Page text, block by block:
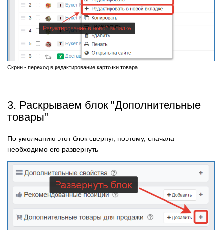
Скрин - переход в редактирование карточки товара
3. Раскрываем блок "Дополнительные
товары"
По умолчанию этот блок свернут, поэтому, сначала
необходимо его развернуть